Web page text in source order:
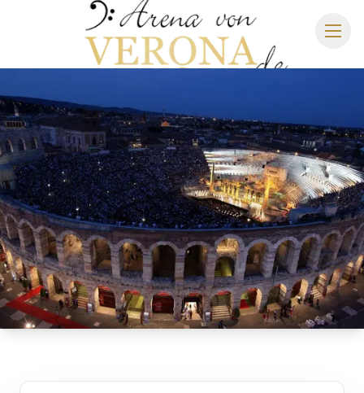
SPIELPLAN 2027
SITZPLAN HOTELS
ANREISE